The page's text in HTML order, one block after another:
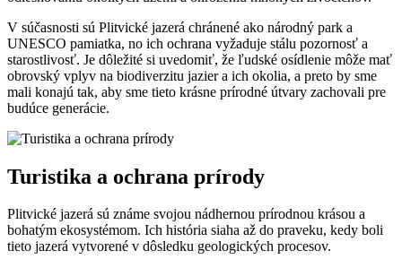
V súčasnosti sú Plitvické jazerá chránené ako národný park a
UNESCO pamiatka, no ich ochrana vyžaduje stálu pozornosť a
starostlivosť. Je dôležité si uvedomiť, že ľudské osídlenie môže mať
obrovský vplyv na biodiverzitu jazier a ich okolia, a preto by sme
mali konajú tak, aby sme tieto krásne prírodné útvary zachovali pre
budúce generácie.
Turistika a ochrana prírody
Plitvické jazerá sú známe svojou nádhernou prírodnou krásou a
bohatým ekosystémom. Ich história siaha až do praveku, kedy boli
tieto jazerá vytvorené v dôsledku geologických procesov.